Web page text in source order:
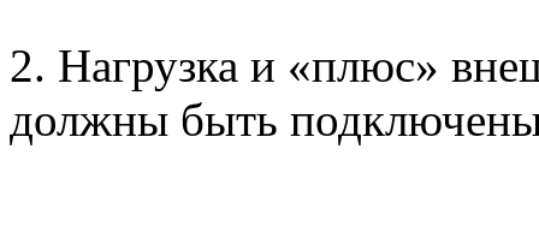
2. Нагрузка и «плюс»
должны быть подключены